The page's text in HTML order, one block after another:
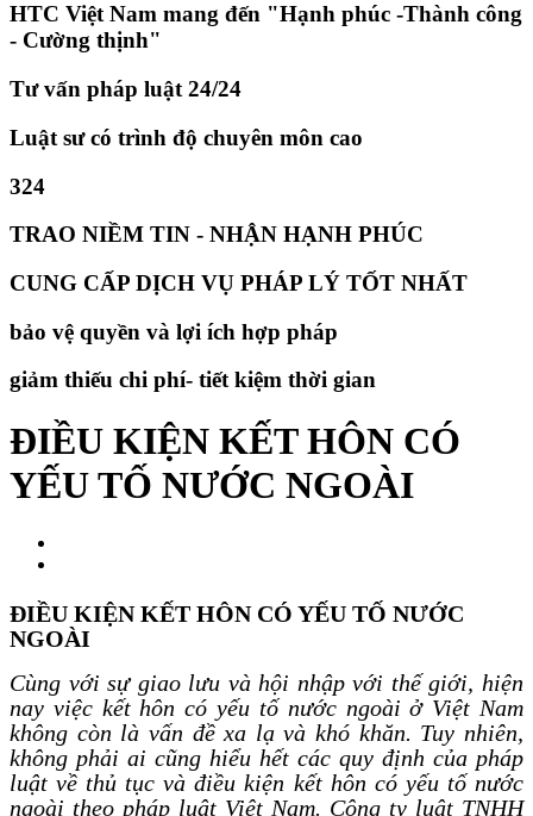
HTC Việt Nam mang đến "Hạnh phúc -Thành công
- Cường thịnh"
Tư vấn pháp luật 24/24
Luật sư có trình độ chuyên môn cao
324
TRAO NIỀM TIN - NHẬN HẠNH PHÚC
CUNG CẤP DỊCH VỤ PHÁP LÝ TỐT NHẤT
bảo vệ quyền và lợi ích hợp pháp
giảm thiếu chi phí- tiết kiệm thời gian
ĐIỀU KIỆN KẾT HÔN CÓ
YẾU TỐ NƯỚC NGOÀI
ĐIỀU KIỆN KẾT HÔN CÓ YẾU TỐ NƯỚC
NGOÀI
Cùng với sự giao lưu và hội nhập với thế giới, hiện
nay việc kết hôn có yếu tố nước ngoài ở Việt Nam
không còn là vấn đề xa lạ và khó khăn. Tuy nhiên,
không phải ai cũng hiểu hết các quy định của pháp
luật về thủ tục và điều kiện kết hôn có yếu tố nước
ngoài theo pháp luật Việt Nam. Công ty luật TNHH